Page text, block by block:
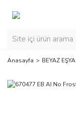
Anasayfa BEYAZ EŞYA